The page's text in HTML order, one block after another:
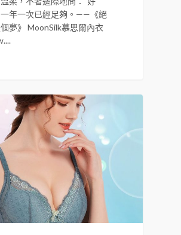
一年一次已經足夠。——《絕
夢》 MoonSilk慕思爾內衣